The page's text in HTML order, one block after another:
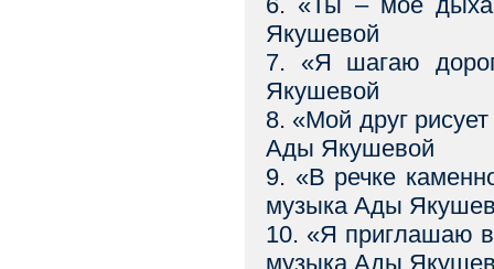
Якушевой
7. «Я шагаю
Якушевой
8. «Мой друг
Ады Якушевой
9. «В речке
музыка Ады
10. «Я
музыка Ады